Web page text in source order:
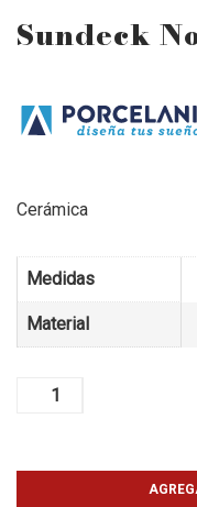
Sundeck
Cerámica
Medidas
Material
Sundeck
cantidad